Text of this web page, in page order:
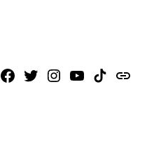
Facebook
X Instagram
YoutubeTikTokissuu